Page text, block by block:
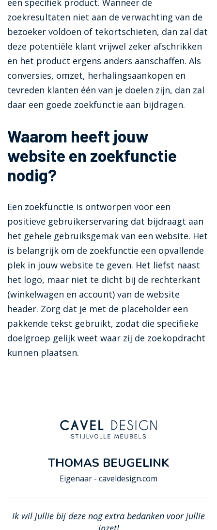
een specifiek product. Wanneer de
zoekresultaten niet aan de verwachting van de
bezoeker voldoen of tekortschieten, dan zal dat
deze potentiële klant vrijwel zeker afschrikken
en het product ergens anders aanschaffen. Als
conversies, omzet, herhalingsaankopen en
tevreden klanten één van je doelen zijn, dan zal
daar een goede zoekfunctie aan bijdragen.
Waarom heeft jouw
website en zoekfunctie
nodig?
Een zoekfunctie is ontworpen voor een
positieve gebruikerservaring dat bijdraagt aan
het gehele gebruiksgemak van een website. Het
is belangrijk om de zoekfunctie een opvallende
plek in jouw website te geven. Het liefst naast
het logo, maar niet te dicht bij de rechterkant
(winkelwagen en account) van de website
header. Zorg dat je met de placeholder een
pakkende tekst gebruikt, zodat die specifieke
doelgroep gelijk weet waar zij de zoekopdracht
kunnen plaatsen.
THOMAS BEUGELINK
Eigenaar - caveldesign.com
Ik wil jullie bij deze nog extra bedanken voor jullie